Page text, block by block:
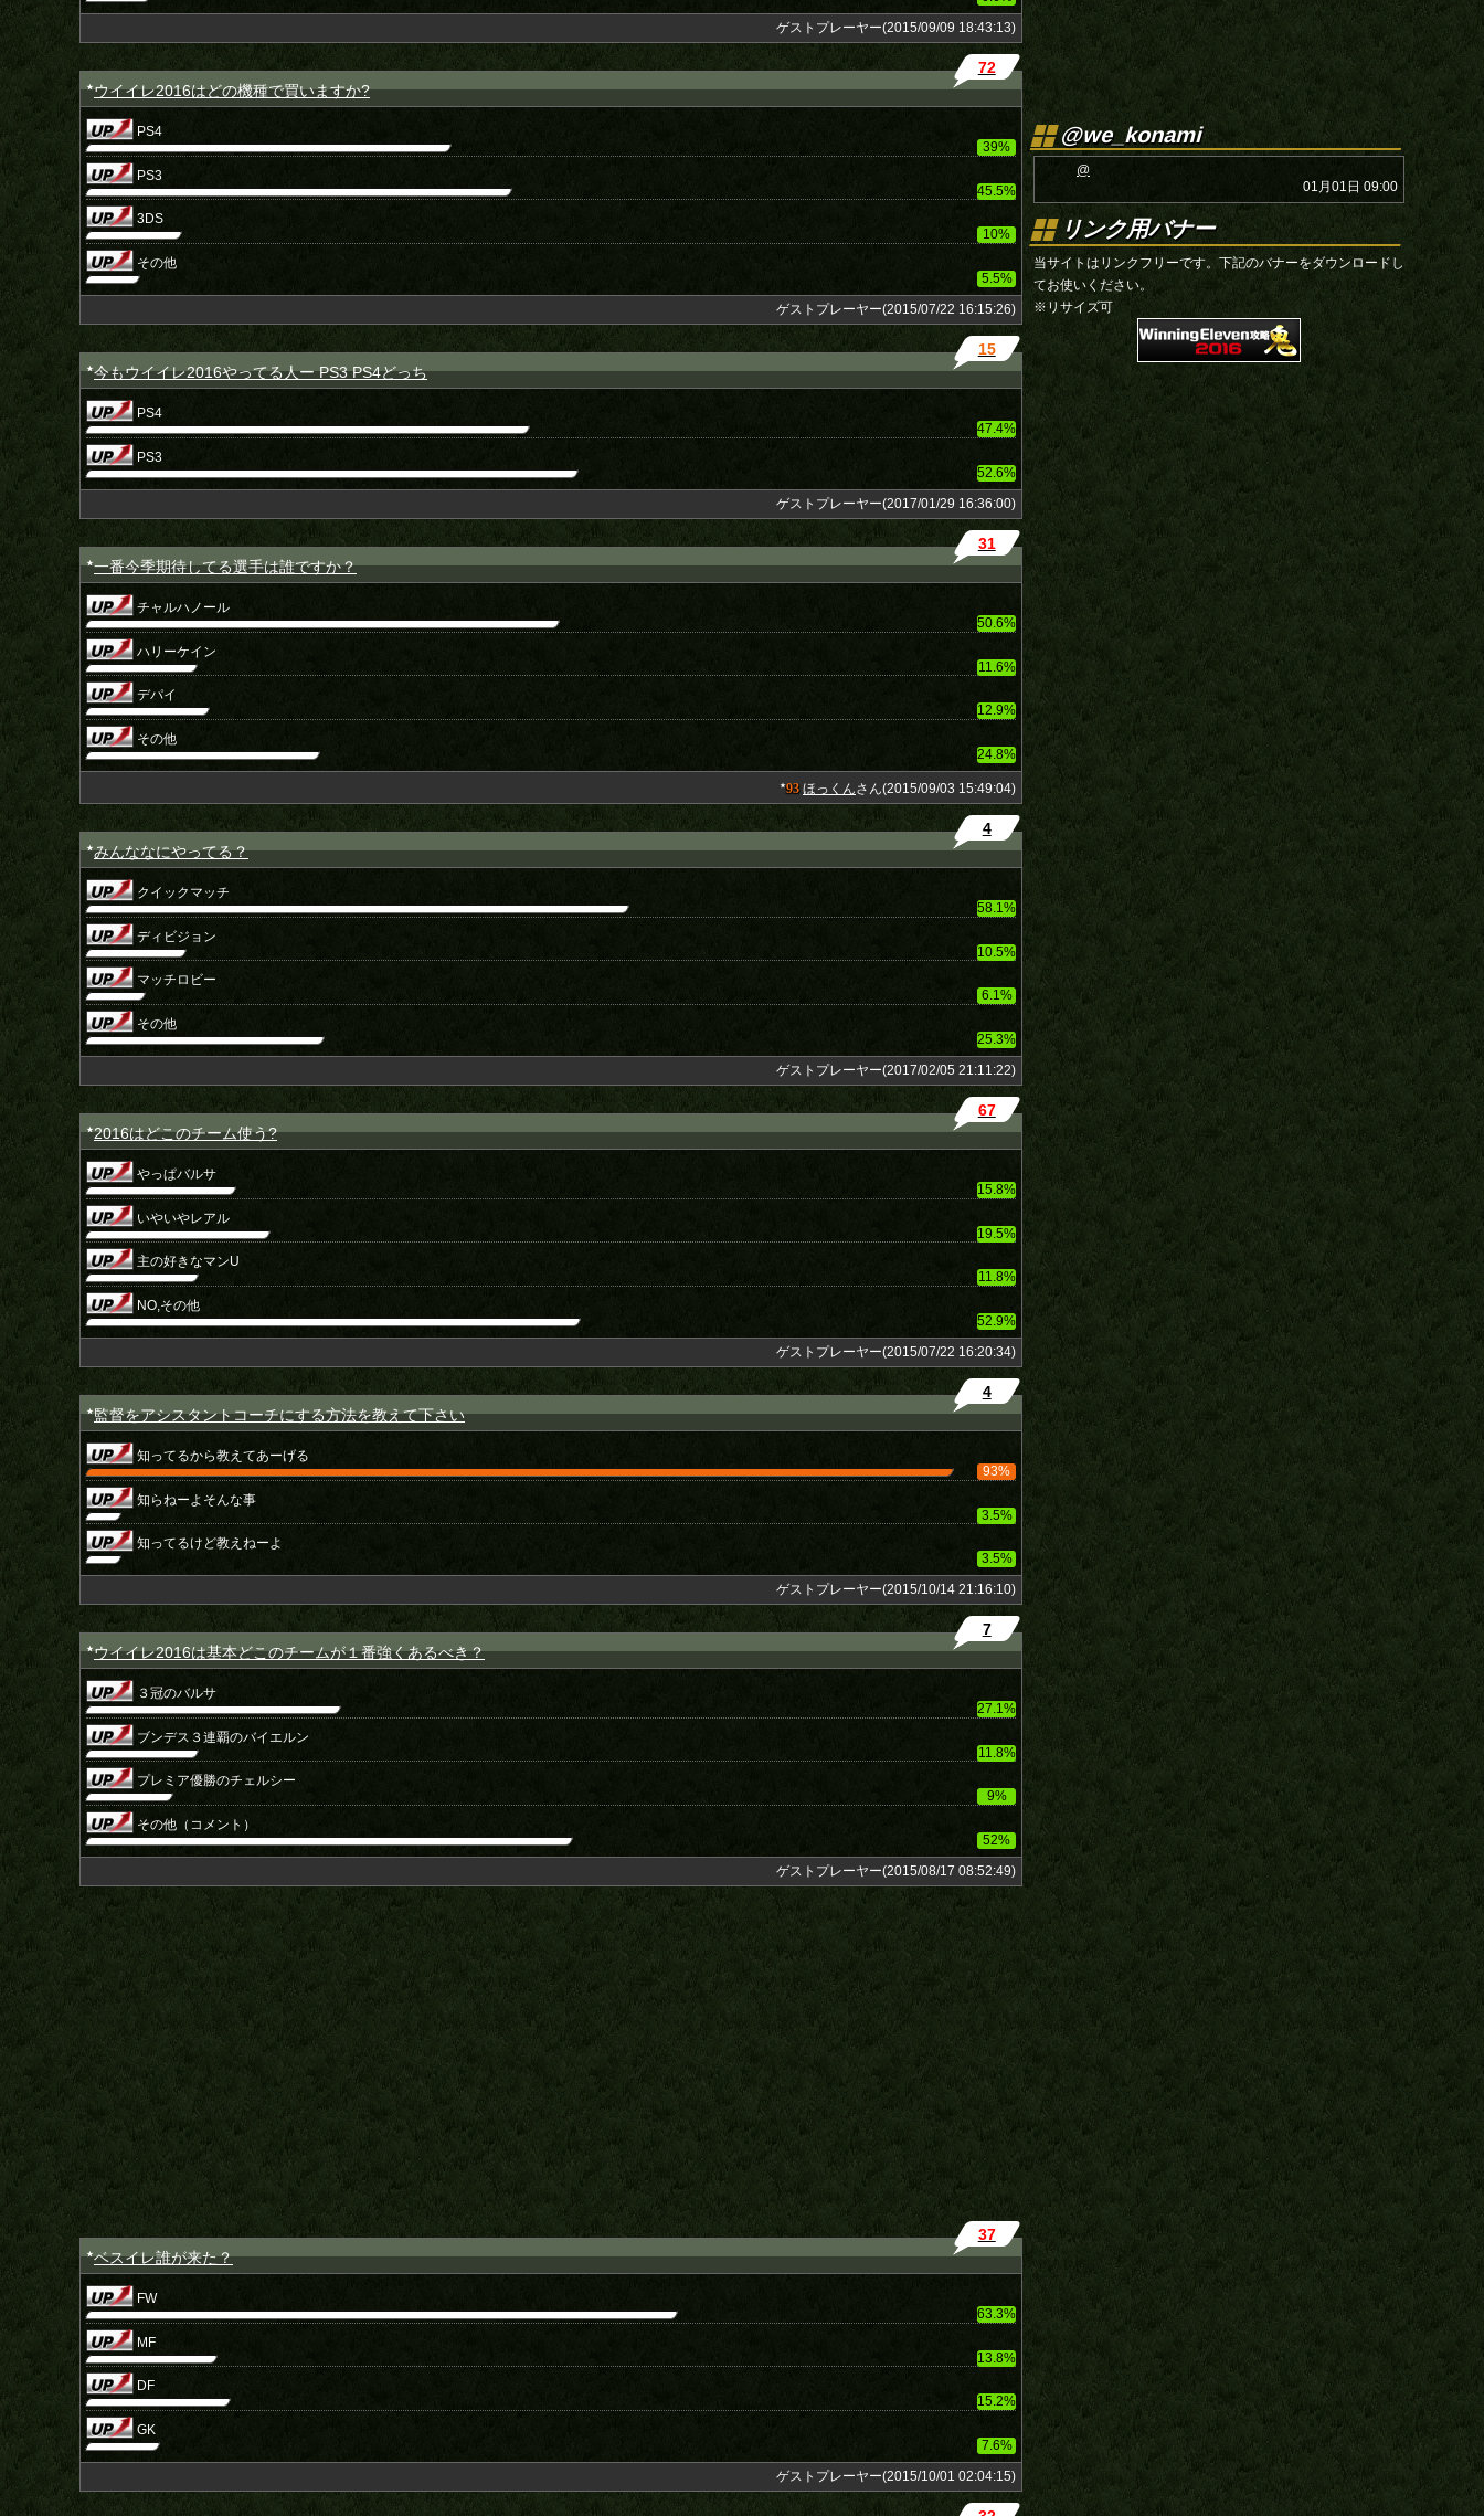
ゲストプレーヤー(2015/09/09 18:43:13)
★ウイイレ2016はどの機種で買いますか?
72
PS4
39%
PS3
45.5%
3DS
10%
その他
5.5%
ゲストプレーヤー(2015/07/22 16:15:26)
★今もウイイレ2016やってる人ー PS3 PS4どっち
15
PS4
47.4%
PS3
52.6%
ゲストプレーヤー(2017/01/29 16:36:00)
★一番今季期待してる選手は誰ですか？
31
チャルハノール
50.6%
ハリーケイン
11.6%
デパイ
12.9%
その他
24.8%
★93 ほっくんさん(2015/09/03 15:49:04)
★みんななにやってる？
4
クイックマッチ
58.1%
ディビジョン
10.5%
マッチロビー
6.1%
その他
25.3%
ゲストプレーヤー(2017/02/05 21:11:22)
★2016はどこのチーム使う?
67
やっぱバルサ
15.8%
いやいやレアル
19.5%
主の好きなマンU
11.8%
NO,その他
52.9%
ゲストプレーヤー(2015/07/22 16:20:34)
★監督をアシスタントコーチにする方法を教えて下さい
4
知ってるから教えてあーげる
93%
知らねーよそんな事
3.5%
知ってるけど教えねーよ
3.5%
ゲストプレーヤー(2015/10/14 21:16:10)
★ウイイレ2016は基本どこのチームが１番強くあるべき？
7
３冠のバルサ
27.1%
ブンデス３連覇のバイエルン
11.8%
プレミア優勝のチェルシー
9%
その他（コメント）
52%
ゲストプレーヤー(2015/08/17 08:52:49)
★ベスイレ誰が来た？
37
FW
63.3%
MF
13.8%
DF
15.2%
GK
7.6%
ゲストプレーヤー(2015/10/01 02:04:15)
@we_konami
@
01月01日 09:00
リンク用バナー
当サイトはリンクフリーです。下記のバナーをダウンロードし
てお使いください。
※リサイズ可